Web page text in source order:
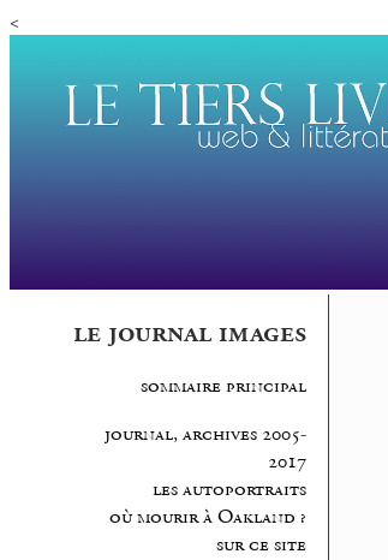
<
le journal images
sommaire principal
journal, archives 2005-
2017
les autoportraits
où mourir à Oakland ?
sur ce site